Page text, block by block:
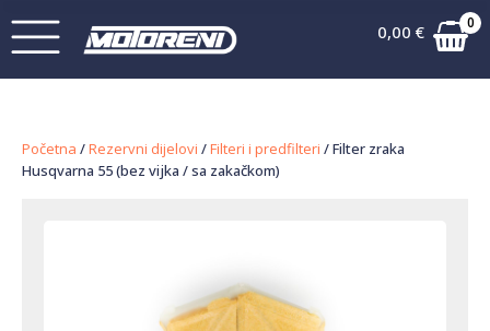
0,00 € 0
Početna /Rezervni dijelovi /Filteri i predfilteri / Filter zraka
Husqvarna 55 (bez vijka / sa zakačkom)